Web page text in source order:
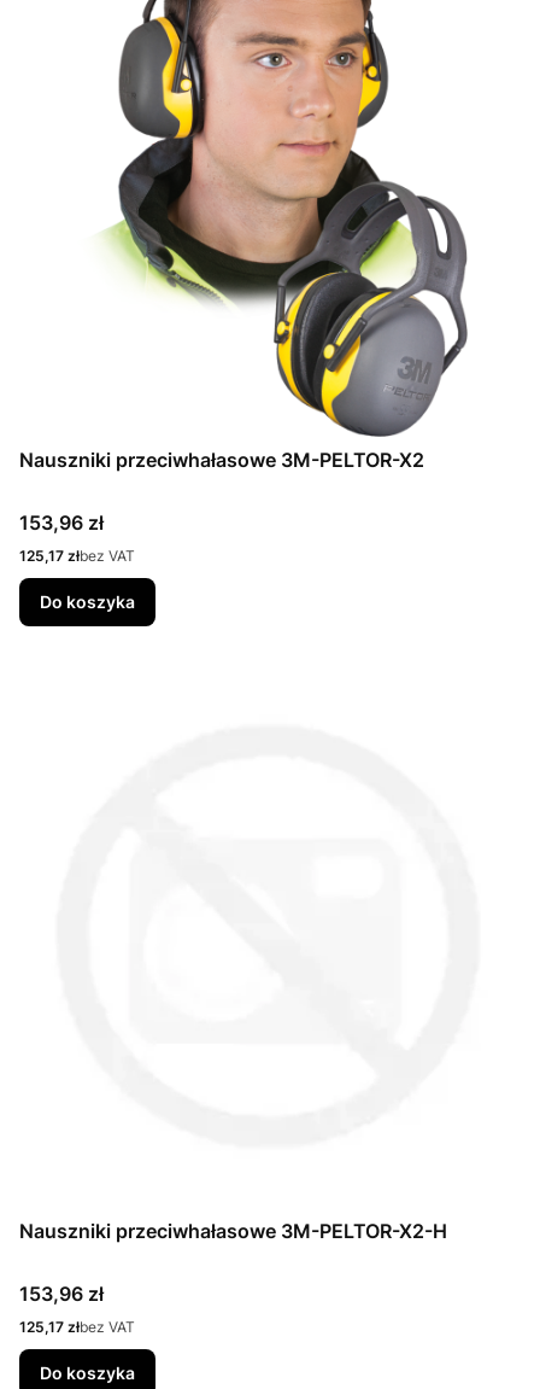
Nauszniki przeciwhałasowe 3M-PELTOR-X2
Cena
153,96 zł
Cena
125,17 złbez VAT
Do koszyka
Nauszniki przeciwhałasowe 3M-PELTOR-X2-H
Cena
153,96 zł
Cena
125,17 złbez VAT
Do koszyka